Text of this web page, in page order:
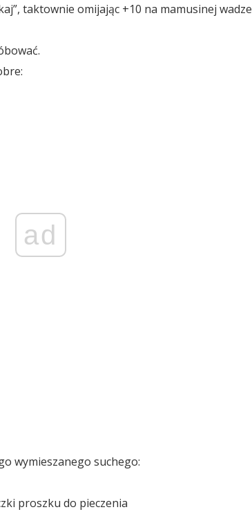
taktownie omijając +10 na mamusinej wadze
ad
wymieszanego suchego:
proszku do pieczenia